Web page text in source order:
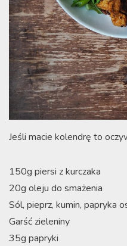
Jeśli macie kolendrę to
150g piersi z kurczaka
20g oleju do smażenia
Sól, pieprz, kumin, papryka
Garść zieleniny
35g papryki